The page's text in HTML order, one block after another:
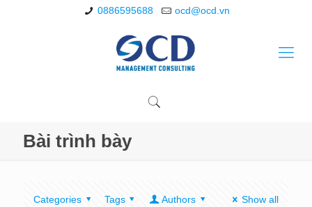
0886595688 ocd@ocd.vn
Bài trình bày
Categories Tags Authors Show all